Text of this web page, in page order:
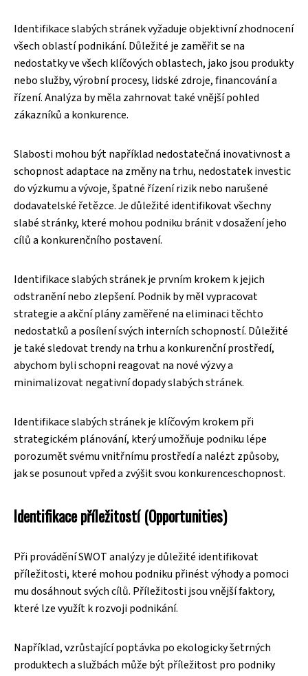
Identifikace slabých stránek vyžaduje objektivní zhodnocení
všech oblastí podnikání. Důležité je zaměřit se na
nedostatky ve všech klíčových oblastech, jako jsou produkty
nebo služby, výrobní procesy, lidské zdroje, financování a
řízení. Analýza by měla zahrnovat také vnější pohled
zákazníků a konkurence.
Slabosti mohou být například nedostatečná inovativnost a
schopnost adaptace na změny na trhu, nedostatek investic
do výzkumu a vývoje, špatné řízení rizik nebo narušené
dodavatelské řetězce. Je důležité identifikovat všechny
slabé stránky, které mohou podniku bránit v dosažení jeho
cílů a konkurenčního postavení.
Identifikace slabých stránek je prvním krokem k jejich
odstranění nebo zlepšení. Podnik by měl vypracovat
strategie a akční plány zaměřené na eliminaci těchto
nedostatků a posílení svých interních schopností. Důležité
je také sledovat trendy na trhu a konkurenční prostředí,
abychom byli schopni reagovat na nové výzvy a
minimalizovat negativní dopady slabých stránek.
Identifikace slabých stránek je klíčovým krokem při
strategickém plánování, který umožňuje podniku lépe
porozumět svému vnitřnímu prostředí a nalézt způsoby,
jak se posunout vpřed a zvýšit svou konkurenceschopnost.
Identifikace příležitostí (Opportunities)
Při provádění SWOT analýzy je důležité identifikovat
příležitosti, které mohou podniku přinést výhody a pomoci
mu dosáhnout svých cílů. Příležitosti jsou vnější faktory,
které lze využít k rozvoji podnikání.
Například, vzrůstající poptávka po ekologicky šetrných
produktech a službách může být příležitost pro podniky